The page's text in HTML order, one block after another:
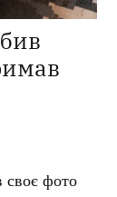
своє фото